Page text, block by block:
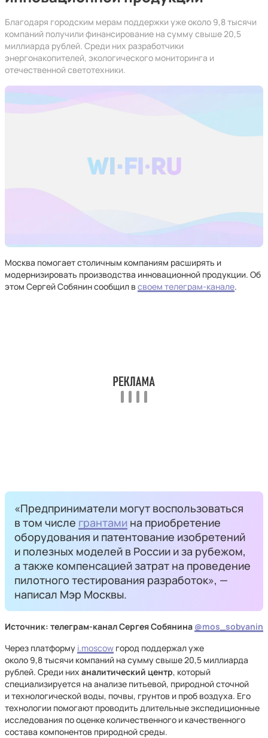
Благодаря городским мерам поддержки уже около 9,8 тысячи
компаний получили финансирование на сумму свыше 20,5
миллиарда рублей. Среди них разработчики
энергонакопителей, экологического мониторинга и
отечественной светотехники.
Москва помогает столичным компаниям расширять и
модернизировать производства инновационной продукции. Об
этом Сергей Собянин сообщил в своем телеграм-канале.
«Предприниматели могут воспользоваться
в том числе грантами на приобретение
оборудования и патентование изобретений
и полезных моделей в России и за рубежом,
а также компенсацией затрат на проведение
пилотного тестирования разработок», —
написал Мэр Москвы.
Источник: телеграм-канал Сергея Собянина @mos_sobyanin
Через платформу i.moscow город поддержал уже
около 9,8 тысячи компаний на сумму свыше 20,5 миллиарда
рублей. Среди них аналитический центр, который
специализируется на анализе питьевой, природной сточной
и технологической воды, почвы, грунтов и проб воздуха. Его
технологии помогают проводить длительные экспедиционные
исследования по оценке количественного и качественного
состава компонентов природной среды.